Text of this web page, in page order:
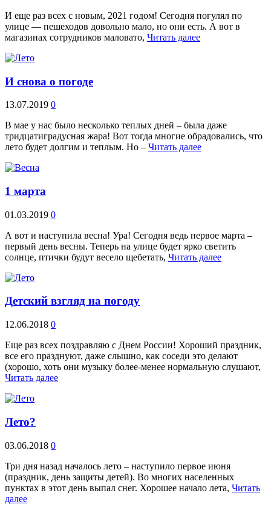
И еще раз всех с новым, 2021 годом! Сегодня погулял по
улице — пешеходов довольно мало, но они есть. А вот в
магазинах сотрудников маловато, Читать далее
И снова о погоде
13.07.2019 0
В мае у нас было несколько теплых дней – была даже
тридцатиградусная жара! Вот тогда многие обрадовались, что
лето будет долгим и теплым. Но – Читать далее
1 марта
01.03.2019 0
А вот и наступила весна! Ура! Сегодня ведь первое марта –
первый день весны. Теперь на улице будет ярко светить
солнце, птички будут весело щебетать, Читать далее
Детский взгляд на погоду
12.06.2018 0
Еще раз всех поздравляю с Днем России! Хороший праздник,
все его празднуют, даже слышно, как соседи это делают
(хорошо, хоть они музыку более-менее нормальную слушают,
Читать далее
Лето?
03.06.2018 0
Три дня назад началось лето – наступило первое июня
(праздник, день защиты детей). Во многих населенных
пунктах в этот день выпал снег. Хорошее начало лета, Читать
далее